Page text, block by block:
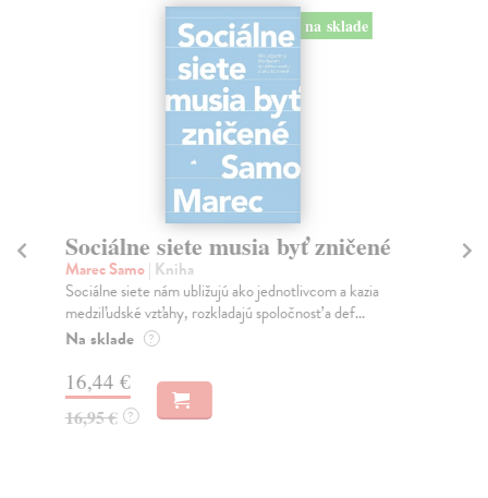
na sklade
Sociálne siete musia byť zničené
Marec Samo| Kniha
Sociálne siete nám ubližujú ako jednotlivcom a kazia
medziľudské vzťahy, rozkladajú spoločnosť a def...
Na sklade ?
16,44 €
16,95 € ?